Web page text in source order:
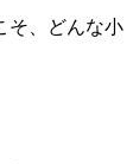
そ、どんな小